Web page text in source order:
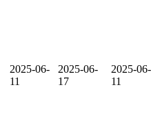
2025-06-
11
2025-06-
17
2025-06-
11